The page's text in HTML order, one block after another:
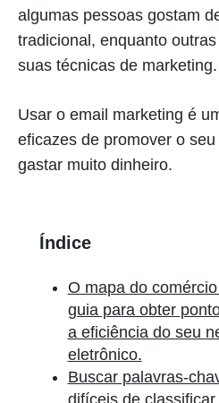
algumas pessoas gostam
tradicional, enquanto
suas técnicas de marketing.
Usar o email marketing é
eficazes de promover o
gastar muito dinheiro.
Índice
O mapa do
guia para obter
a eficiência do seu
eletrônico.
Buscar palavras-
difíceis de